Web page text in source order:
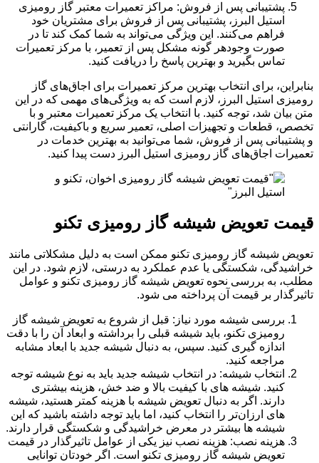
پشتیبانی پس از فروش: مراکز تعمیرات معتبر گاز رومیزی
استیل البرز، پشتیبانی پس از فروش برای مشتریان خود
فراهم می‌کنند. این ویژگی می‌تواند به شما کمک کند تا در
صورت وجودهر گونه مشکل پس از تعمیر، با مرکز تعمیرات
تماس بگیرید و بهترین پاسخ را دریافت کنید.
بنابراین، برای انتخاب بهترین مرکز تعمیرات برای اجاق‌های گاز
رومیزی استیل البرز، لازم است که به ویژگی‌های مهمی که در این
متن بیان شد، توجه کنید. با انتخاب یک مرکز تعمیرات معتبر و با
تخصص، قطعات و تجهیزات اصلی، تعمیر سریع و باکیفیت، گارانتی
و پشتیبانی پس از فروش، شما می‌توانید به بهترین خدمات در
تعمیرات اجاق‌های گاز رومیزی استیل البرز دست پیدا کنید.
قیمت تعویض شیشه گاز رومیزی تکنو
تعویض شیشه گاز رومیزی تکنو ممکن است به دلیل مشکلاتی مانند
خراشیدگی، شکستگی یا عدم عملکرد به درستی، لازم شود. در این
مطلب، به بررسی نحوه تعویض شیشه گاز رومیزی تکنو و عوامل
تاثیرگذار بر قیمت آن پرداخته می شود.
بررسی شیشه مورد نیاز: قبل از شروع به تعویض شیشه گاز
رومیزی تکنو، باید شیشه قبلی را برداشته و ابعاد آن را با دقت
اندازه گیری کنید. سپس، به دنبال شیشه جدید با ابعاد مشابه
مراجعه کنید.
انتخاب شیشه: در انتخاب شیشه جدید باید به نوع شیشه توجه
کنید. شیشه های با کیفیت بالا و ضد خش، هزینه بیشتری
دارند. اگر به دنبال تعویض شیشه با هزینه کمتر هستید، شیشه
های ارزان‌تر را انتخاب کنید، اما باید توجه داشته باشید که این
شیشه ها بیشتر در معرض خراشیدگی و شکستگی قرار دارند.
هزینه نصب: هزینه نصب نیز یکی از عوامل تاثیرگذار در قیمت
تعویض شیشه گاز رومیزی تکنو است. اگر خودتان توانایی